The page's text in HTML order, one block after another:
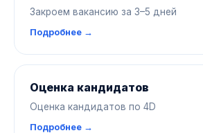
Закроем вакансию за 3–5 дней
Подробнее →
Оценка кандидатов
Оценка кандидатов по 4D
Подробнее →